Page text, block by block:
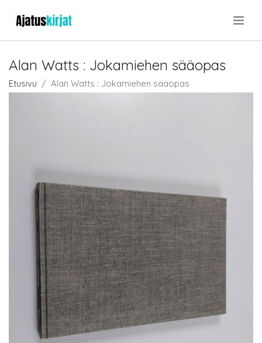
Alan Watts : Jokamiehen sääopas
Etusivu Alan Watts : Jokamiehen sääopas